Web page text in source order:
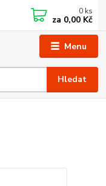
Menu
Hledat
0 ks
za 0,00 Kč